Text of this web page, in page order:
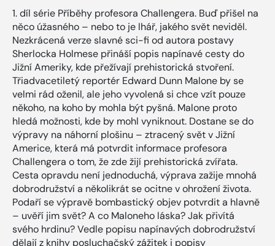
1. díl série Příběhy profesora Challengera. Buď přišel na
něco úžasného – nebo to je lhář, jakého svět neviděl.
Nezkrácená verze slavné sci-fi od autora postavy
Sherlocka Holmese přináší popis napínavé cesty do
Jižní Ameriky, kde přežívají prehistorická stvoření.
Třiadvacetiletý reportér Edward Dunn Malone by se
velmi rád oženil, ale jeho vyvolená si chce vzít pouze
někoho, na koho by mohla být pyšná. Malone proto
hledá možnosti, kde by mohl vyniknout. Dostane se do
výpravy na náhorní plošinu – ztracený svět v Jižní
Americe, která má potvrdit informace profesora
Challengera o tom, že zde žijí prehistorická zvířata.
Cesta opravdu není jednoduchá, výprava zažije mnohá
dobrodružství a několikrát se ocitne v ohrožení života.
Podaří se výpravě bombastický objev potvrdit a hlavně
– uvěří jim svět? A co Maloneho láska? Jak přivítá
svého hrdinu? Vedle popisu napínavých dobrodružství
dělají z knihy posluchačský zážitek i popisy